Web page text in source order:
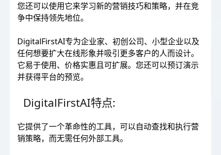
您还可以使用它来学习新的营销技巧和策略，并在竞
争中保持领先地位。
DigitalFirstAI专为企业家、初创公司、小型企业以及
任何想要扩大在线形象并吸引更多客户的人而设计。
它易于使用、价格实惠且可扩展。您还可以预订演示
并获得平台的预览。
DigitalFirstAI特点:
它提供了一个革命性的工具，可以自动查找和执行营
销策略，而无需任何外部工具。